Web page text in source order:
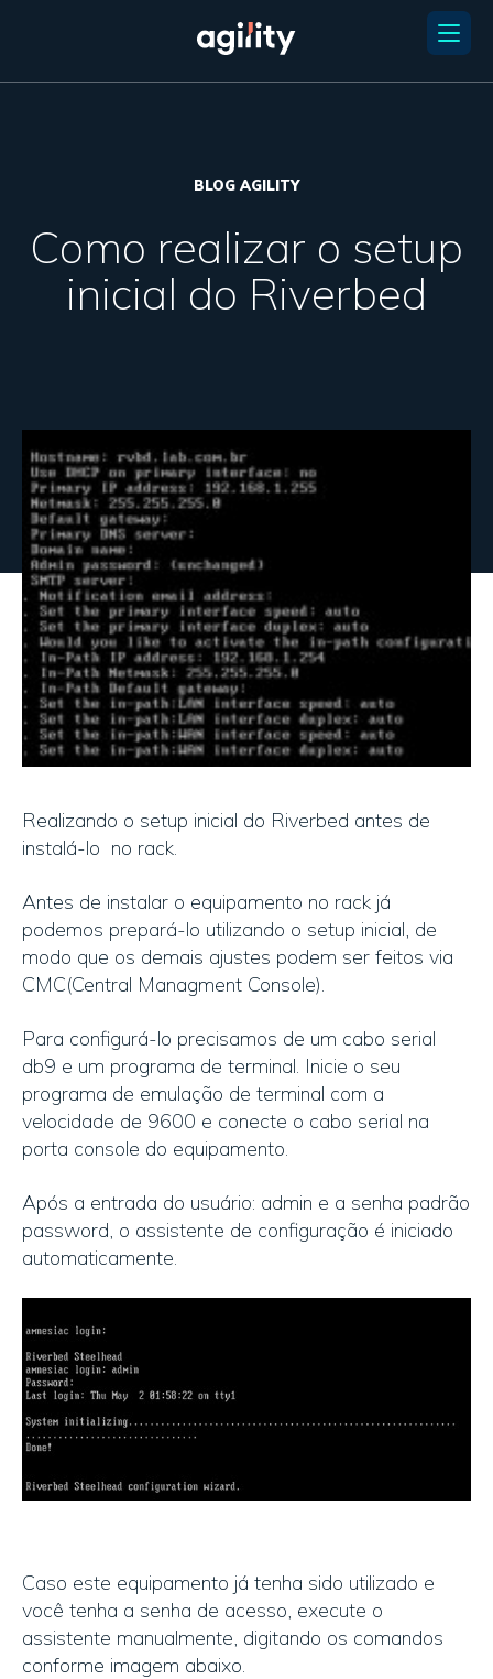
BLOG AGILITY
Como realizar o setup
inicial do Riverbed
Realizando o setup inicial do Riverbed antes de
instalá-lo no rack.
Antes de instalar o equipamento no rack já
podemos prepará-lo utilizando o setup inicial, de
modo que os demais ajustes podem ser feitos via
CMC(Central Managment Console).
Para configurá-lo precisamos de um cabo serial
db9 e um programa de terminal. Inicie o seu
programa de emulação de terminal com a
velocidade de 9600 e conecte o cabo serial na
porta console do equipamento.
Após a entrada do usuário: admin e a senha padrão
password, o assistente de configuração é iniciado
automaticamente.
Caso este equipamento já tenha sido utilizado e
você tenha a senha de acesso, execute o
assistente manualmente, digitando os comandos
conforme imagem abaixo.